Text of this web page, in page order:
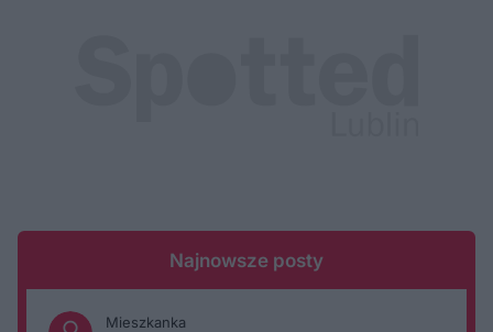
Najnowsze posty
Mieszkanka